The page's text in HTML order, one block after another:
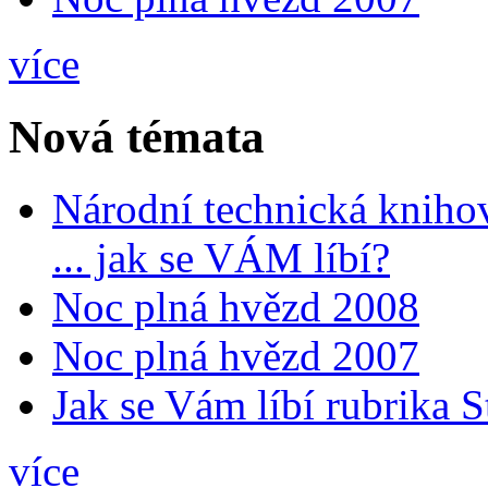
více
Nová témata
Národní technická
... jak se VÁM líbí?
Noc plná hvězd 2008
Noc plná hvězd 2007
Jak se Vám líbí rubrika
více